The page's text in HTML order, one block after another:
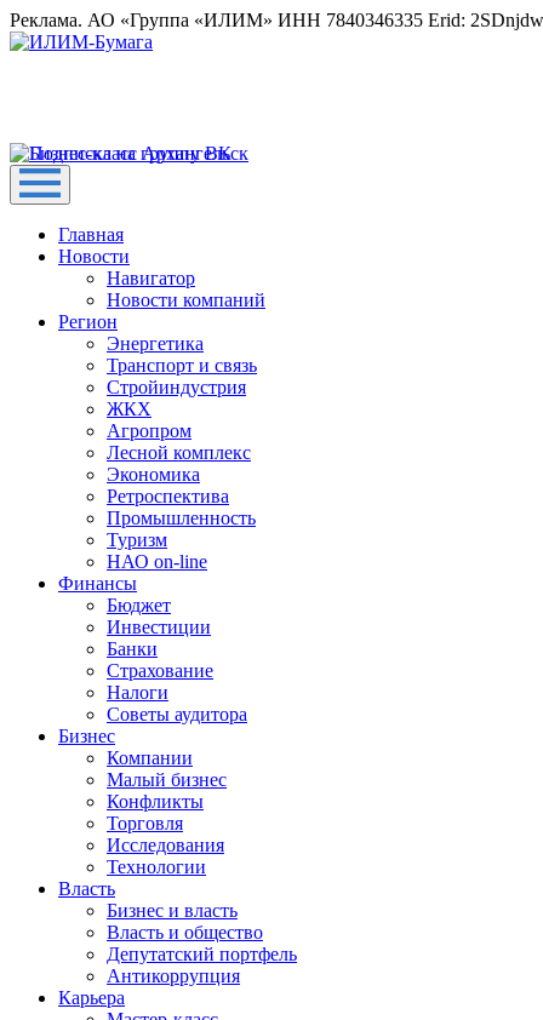
Реклама. АО «Группа «ИЛИМ» ИНН 7840346335 Erid:
Главная
Новости
Навигатор
Новости компаний
Регион
Энергетика
Транспорт и связь
Стройиндустрия
ЖКХ
Агропром
Лесной комплекс
Экономика
Ретроспектива
Промышленность
Туризм
НАО on-line
Финансы
Бюджет
Инвестиции
Банки
Страхование
Налоги
Советы аудитора
Бизнес
Компании
Малый бизнес
Конфликты
Торговля
Исследования
Технологии
Власть
Бизнес и власть
Власть и общество
Депутатский портфель
Антикоррупция
Карьера